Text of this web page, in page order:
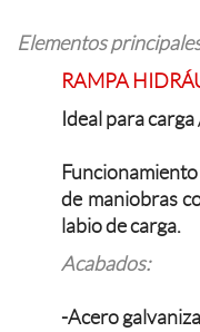
Elementos
RAMPA
Ideal para
de maniobras
labio de carga.
Acabados:
-Acero